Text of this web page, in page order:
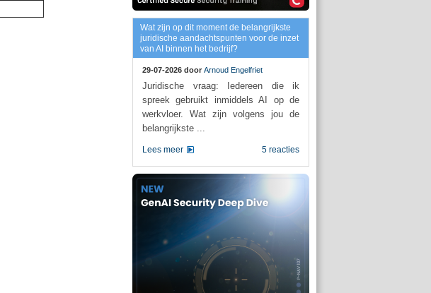
Wat zijn op dit moment de belangrijkste
juridische aandachtspunten voor de inzet
van AI binnen het bedrijf?
29-07-2026 door Arnoud Engelfriet
Juridische vraag: Iedereen die ik
spreek gebruikt inmiddels AI op de
werkvloer. Wat zijn volgens jou de
belangrijkste ...
5 reacties
Lees meer